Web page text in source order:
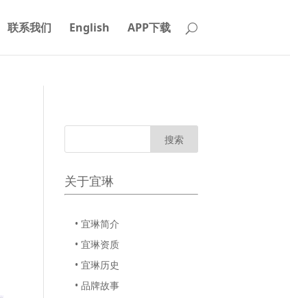
联系我们 English APP下载
关于宜琳
• 宜琳简介
• 宜琳资质
• 宜琳历史
• 品牌故事